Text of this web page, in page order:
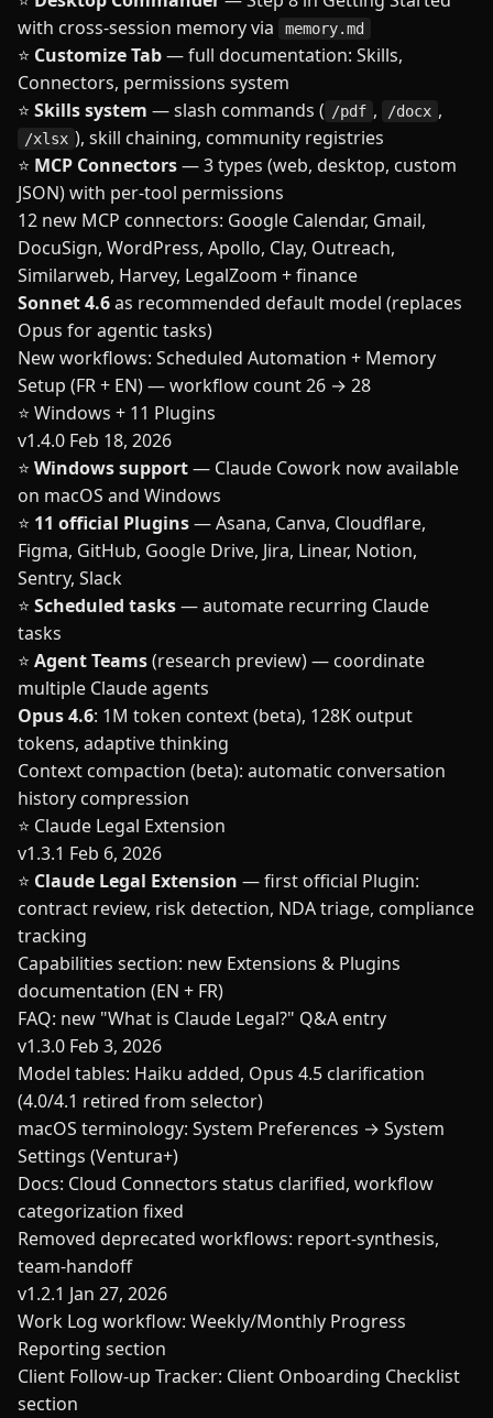
with cross-session memory via
memory.md
⭐ Customize Tab— full documentation: Skills,
Connectors, permissions system
⭐ Skills system — slash commands ( /pdf , /docx ,
/xlsx ), skill chaining, community registries
⭐ MCP Connectors— 3 types (web, desktop, custom
JSON) with per-tool permissions
12 new MCP connectors: Google Calendar, Gmail,
DocuSign, WordPress, Apollo, Clay, Outreach,
Similarweb, Harvey, LegalZoom + finance
Sonnet 4.6as recommended default model (replaces
Opus for agentic tasks)
New workflows: Scheduled Automation + Memory
Setup (FR + EN) — workflow count 26 → 28
⭐ Windows + 11 Plugins
v1.4.0 Feb 18, 2026
⭐ Windows support— Claude Cowork now available
on macOS and Windows
⭐ 11 official Plugins— Asana, Canva, Cloudflare,
Figma, GitHub, Google Drive, Jira, Linear, Notion,
Sentry, Slack
⭐ Scheduled tasks— automate recurring Claude
tasks
⭐ Agent Teams(research preview) — coordinate
multiple Claude agents
Opus 4.6: 1M token context (beta), 128K output
tokens, adaptive thinking
Context compaction (beta): automatic conversation
history compression
⭐ Claude Legal Extension
v1.3.1 Feb 6, 2026
⭐ Claude Legal Extension — first official Plugin:
contract review, risk detection, NDA triage, compliance
tracking
Capabilities section: new Extensions & Plugins
documentation (EN + FR)
FAQ: new "What is Claude Legal?" Q&A entry
v1.3.0 Feb 3, 2026
Model tables: Haiku added, Opus 4.5 clarification
(4.0/4.1 retired from selector)
macOS terminology: System Preferences → System
Settings (Ventura+)
Docs: Cloud Connectors status clarified, workflow
categorization fixed
Removed deprecated workflows: report-synthesis,
team-handoff
v1.2.1 Jan 27, 2026
Work Log workflow: Weekly/Monthly Progress
Reporting section
Client Follow-up Tracker: Client Onboarding Checklist
section